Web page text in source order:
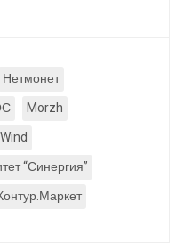
Нетмонет
Morzh
“Синергия”